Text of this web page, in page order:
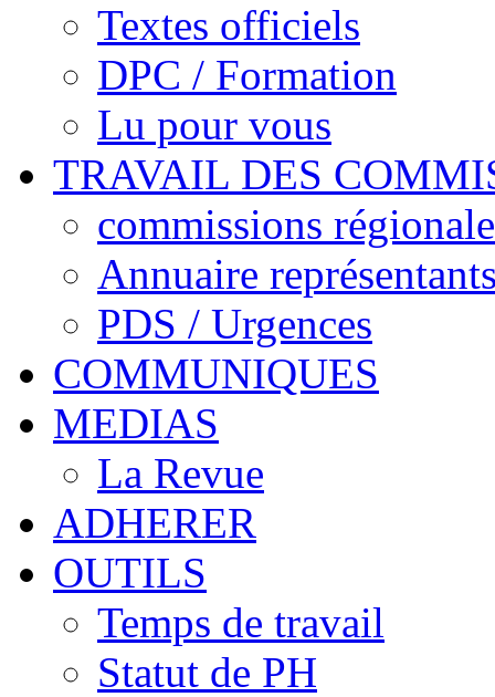
Textes officiels
DPC / Formation
Lu pour vous
TRAVAIL DES
commissions
Annuaire
PDS / Urgences
COMMUNIQUES
MEDIAS
La Revue
ADHERER
OUTILS
Temps de travail
Statut de PH